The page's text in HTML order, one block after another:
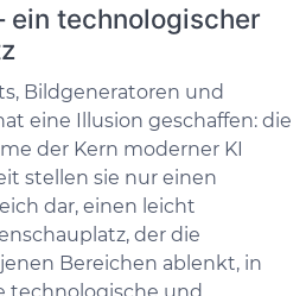
ein technologischer
Bildgeneratoren und
eine Illusion geschaffen: die
der Kern moderner KI
stellen sie nur einen
dar, einen leicht
der die
Bereichen ablenkt, in